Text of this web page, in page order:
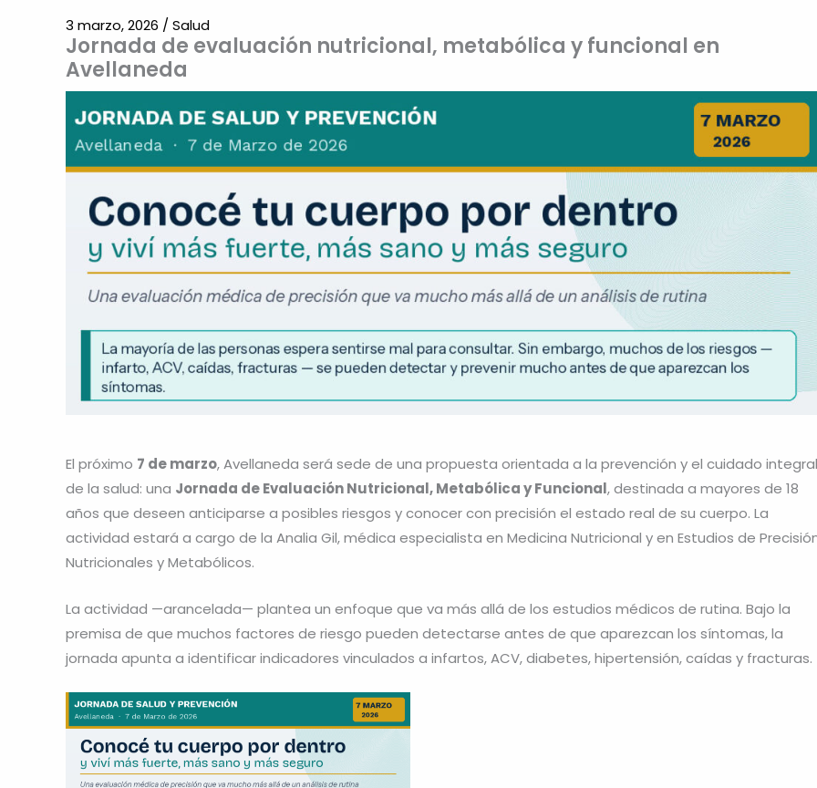
Jornada de evaluación nutricional, metabólica y funcional en
Avellaneda
3 marzo, 2026 / Salud
El próximo 7 de marzo, Avellaneda será sede de una propuesta orientada a la prevención y el cuidado integral
de la salud: una Jornada de Evaluación Nutricional, Metabólica y Funcional, destinada a mayores de 18
años que deseen anticiparse a posibles riesgos y conocer con precisión el estado real de su cuerpo. La
actividad estará a cargo de la Analia Gil, médica especialista en Medicina Nutricional y en Estudios de
Nutricionales y Metabólicos.
La actividad —arancelada— plantea un enfoque que va más allá de los estudios médicos de rutina. Bajo la
premisa de que muchos factores de riesgo pueden detectarse antes de que aparezcan los síntomas, la
jornada apunta a identificar indicadores vinculados a infartos, ACV, diabetes, hipertensión, caídas y fracturas.